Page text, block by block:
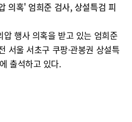
의혹' 엄희준 검사, 상설특검 피
압 행사 의혹을 받고 있는 엄희준
서울 서초구 쿠팡·관봉권 상설특
출석하고 있다.